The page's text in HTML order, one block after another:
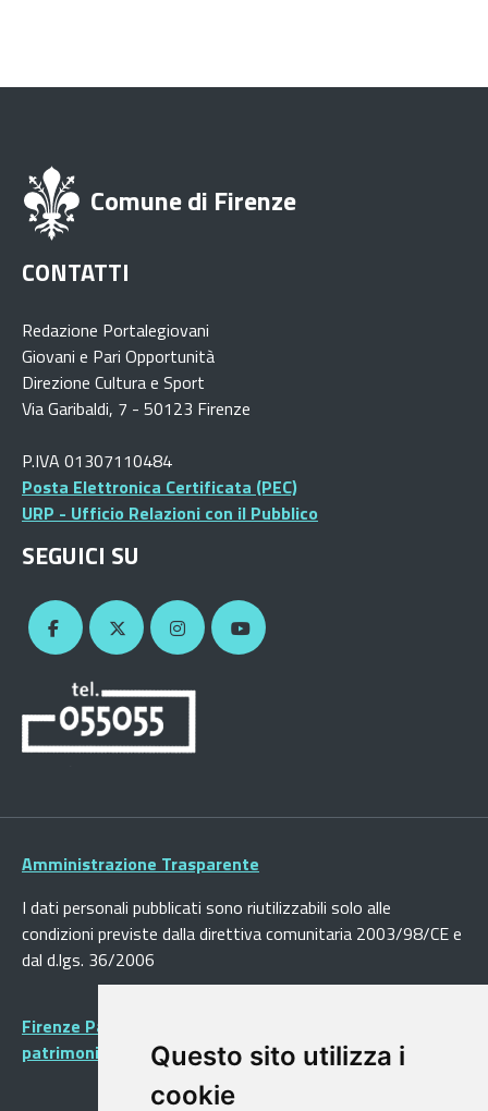
Questo sito utilizza i
cookie
Comune di Firenze
CONTATTI
Redazione Portalegiovani
Giovani e Pari Opportunità
Direzione Cultura e Sport
Via Garibaldi, 7 - 50123 Firenze
P.IVA 01307110484
Posta Elettronica Certificata (PEC)
URP - Ufficio Relazioni con il Pubblico
SEGUICI SU
Amministrazione Trasparente
I dati personali pubblicati sono riutilizzabili solo alle
condizioni previste dalla direttiva comunitaria 2003/98/CE e
dal d.lgs. 36/2006
Firenze Patrimonio Mondiale - Centro storico di Firenze
patrimonio dell’Umanità